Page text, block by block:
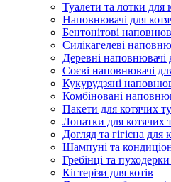
Туалети та лотки для
Наповнювачі для
Бентонітові
Силікагелеві
Деревні наповнювачі
Соєві наповнювачі
Кукурудзяні
Комбіновані
Пакети для котячих
Лопатки для котячих
Догляд та гігієна для
Шампуні та
Гребінці та пуходерки
Кігтерізи для котів